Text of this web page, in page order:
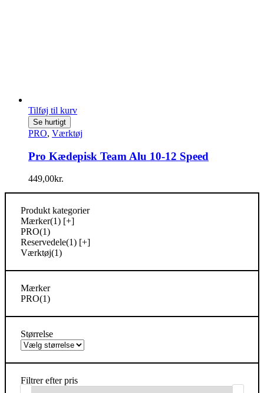
Tilføj til kurv
Se hurtigt
PRO, Værktøj
Pro Kædepisk Team Alu 10-12 Speed
449,00kr.
Produkt kategorier
Mærker(1) [+]
PRO(1)
Reservedele(1) [+]
Værktøj(1)
Mærker
PRO(1)
Størrelse
Filtrer efter pris